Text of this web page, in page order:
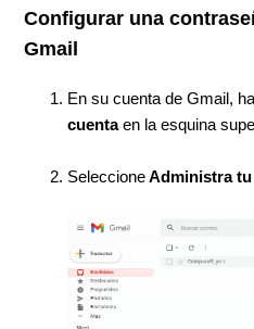
Configurar una
Gmail
En su cuenta de Gmail,
cuentaen la esquina
SeleccioneAdministra